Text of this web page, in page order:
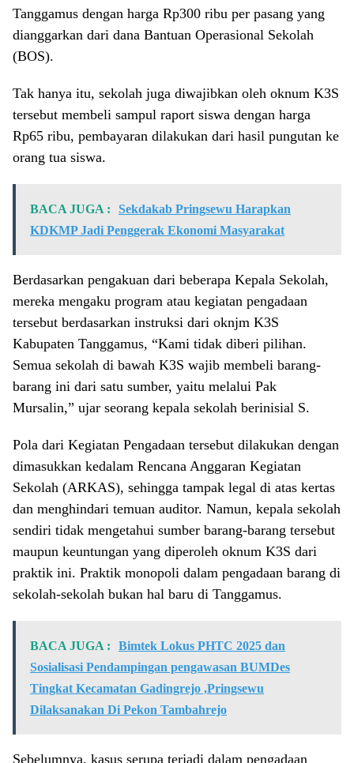
Tanggamus dengan harga Rp300 ribu per pasang yang
dianggarkan dari dana Bantuan Operasional Sekolah
(BOS).
Tak hanya itu, sekolah juga diwajibkan oleh oknum K3S
tersebut membeli sampul raport siswa dengan harga
Rp65 ribu, pembayaran dilakukan dari hasil pungutan ke
orang tua siswa.
BACA JUGA :
Sekdakab Pringsewu Harapkan
KDKMP Jadi Penggerak Ekonomi Masyarakat
Berdasarkan pengakuan dari beberapa Kepala Sekolah,
mereka mengaku program atau kegiatan pengadaan
tersebut berdasarkan instruksi dari oknjm K3S
Kabupaten Tanggamus, “Kami tidak diberi pilihan.
Semua sekolah di bawah K3S wajib membeli barang-
barang ini dari satu sumber, yaitu melalui Pak
Mursalin,” ujar seorang kepala sekolah berinisial S.
Pola dari Kegiatan Pengadaan tersebut dilakukan dengan
dimasukkan kedalam Rencana Anggaran Kegiatan
Sekolah (ARKAS), sehingga tampak legal di atas kertas
dan menghindari temuan auditor. Namun, kepala sekolah
sendiri tidak mengetahui sumber barang-barang tersebut
maupun keuntungan yang diperoleh oknum K3S dari
praktik ini. Praktik monopoli dalam pengadaan barang di
sekolah-sekolah bukan hal baru di Tanggamus.
BACA JUGA :
Bimtek Lokus PHTC 2025 dan
Sosialisasi Pendampingan pengawasan BUMDes
Tingkat Kecamatan Gadingrejo ,Pringsewu
Dilaksanakan Di Pekon Tambahrejo
Sebelumnya, kasus serupa terjadi dalam pengadaan